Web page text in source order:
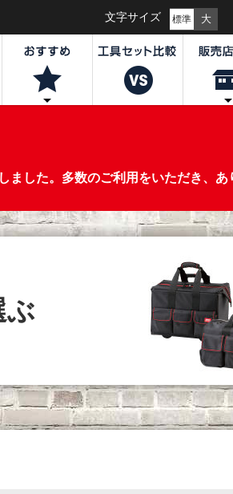
文字サイズ 標準 大
した。多数のご利用をいただき、あ
ぶ